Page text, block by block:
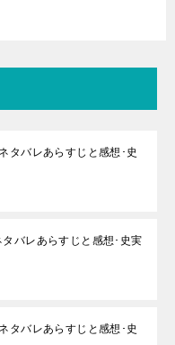
タバレあらすじと感想･史
タバレあらすじと感想･史実
タバレあらすじと感想･史